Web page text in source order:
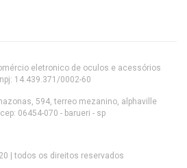
eletronico de oculos e acessórios
14.439.371/0002-60
594, terreo mezanino, alphaville
06454-070 - barueri - sp
| todos os direitos reservados